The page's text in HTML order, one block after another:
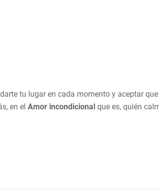
tu lugar en cada momento y aceptar
en el Amor incondicionalque es, quién